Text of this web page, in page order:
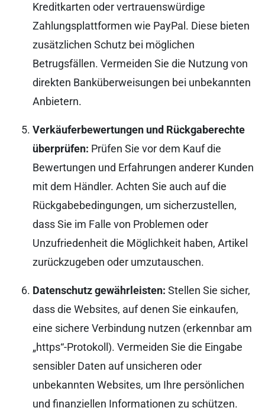
Kreditkarten oder vertrauenswürdige
Zahlungsplattformen wie PayPal. Diese bieten
zusätzlichen Schutz bei möglichen
Betrugsfällen. Vermeiden Sie die Nutzung von
direkten Banküberweisungen bei unbekannten
Anbietern.
Verkäuferbewertungen und Rückgaberechte
überprüfen: Prüfen Sie vor dem Kauf die
Bewertungen und Erfahrungen anderer Kunden
mit dem Händler. Achten Sie auch auf die
Rückgabebedingungen, um sicherzustellen,
dass Sie im Falle von Problemen oder
Unzufriedenheit die Möglichkeit haben, Artikel
zurückzugeben oder umzutauschen.
Datenschutz gewährleisten: Stellen Sie sicher,
dass die Websites, auf denen Sie einkaufen,
eine sichere Verbindung nutzen (erkennbar am
„https“-Protokoll). Vermeiden Sie die Eingabe
sensibler Daten auf unsicheren oder
unbekannten Websites, um Ihre persönlichen
und finanziellen Informationen zu schützen.